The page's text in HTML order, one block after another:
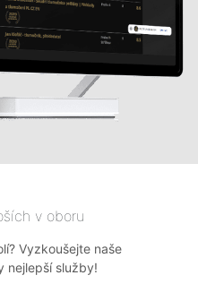
v oboru
Vyzkoušejte naše
nejlepší služby!